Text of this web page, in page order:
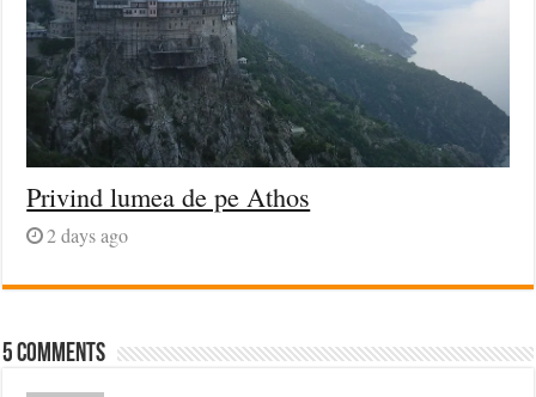
Privind lumea de pe Athos
2 days ago
5 comments